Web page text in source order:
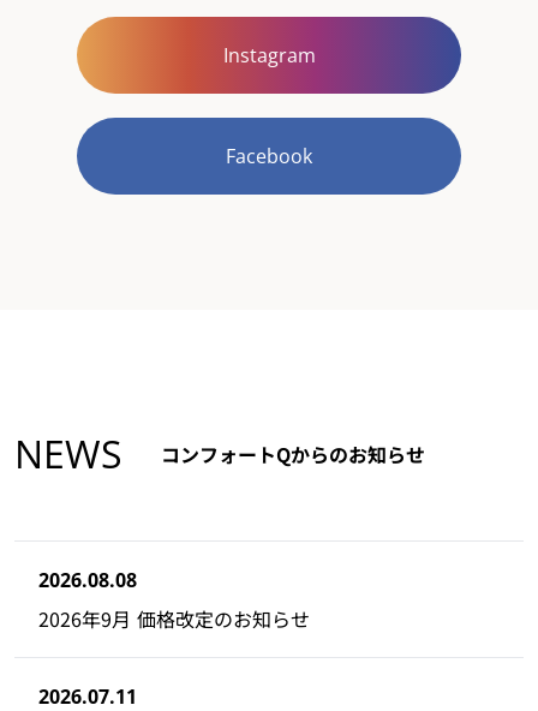
Instagram
Facebook
NEWS コンフォートQからのお知らせ
2026.08.08
2026年9月 価格改定のお知らせ
2026.07.11